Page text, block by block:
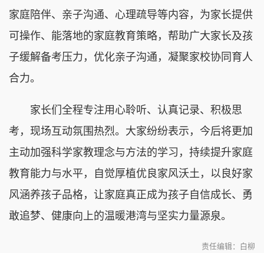
家庭陪伴、亲子沟通、心理疏导等内容，为家长提供
可操作、能落地的家庭教育策略，帮助广大家长及孩
子缓解备考压力，优化亲子沟通，凝聚家校协同育人
合力。
家长们全程专注用心聆听、认真记录、积极思
考，现场互动氛围热烈。大家纷纷表示，今后将更加
主动加强科学家教理念与方法的学习，持续提升家庭
教育能力与水平，自觉厚植优良家风沃土，以良好家
风涵养孩子品格，让家庭真正成为孩子自信成长、勇
敢追梦、健康向上的温暖港湾与坚实力量源泉。
责任编辑：白柳